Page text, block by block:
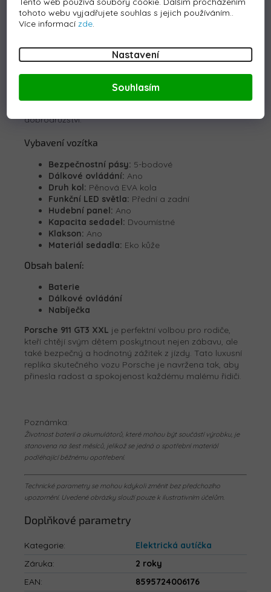
tohoto webu vyjadřujete souhlas s jejich používáním..
Více informacízde.
Nastavení
Souhlasím
Výkon: 800W
Nosnost: 60 kg
Porsche 911 GT3 XXL není jen hračkou, ale také učební
pomůckou, která dětem umožňuje získat základní
dovednosti v oblasti řízení a bezpečnosti na cestách.
dobrodružství.
Vybavení vozítka
Bezpečnostní pásy: 5-bodové
Dálkové ovládání: Ano
Druh kol: Pěnová EVA kola
Funkční LED světla: Přední a zadní
Hudební panel: Ano
Kapacita sedadel: Dvoumístné
Klakson: Ano
Materiál sedadla: Eko kůže
Obsah balení:
Baterie
Dálkové ovládání
Nabíječka
Porsche 911 GT3 XXL je perfektní volbou pro rodiče,
kteří chtějí svým dětem poskytnout nejen zábavu, ale
také bezpečný a hodnotný zážitek z jízdy. Tato luxusní
replika skutečného vozu Porsche je navržena tak, aby
přinesla radost a spokojenost každému malému řidiči.
Poznámka:
Životnost baterií a akumulátorů, které mohou být součástí výrobku, je
stanovena na šest měsíců, jelikož se jedná o spotřební materiál
podléhající běžnému opotřebení.
Technické parametry se mohou kdykoli změnit bez předchozího
upozornění. Uvedené obrázky slouží pouze k ilustrativním účelům.
Doplňkové parametry
Kategorie:
Elektrická autíčka
Záruka:
2 roky
EAN:
8595724006176